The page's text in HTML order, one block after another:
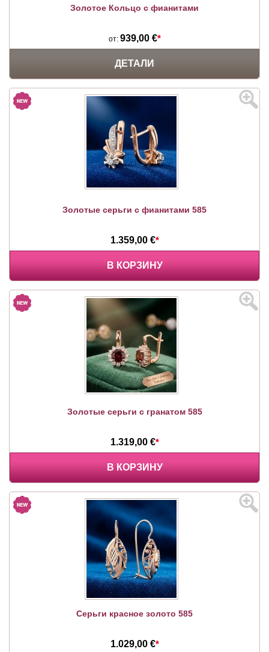
Золотое Кольцо с фианитами
от: 939,00 €*
ДЕТАЛИ
Золотые серьги с фианитами 585
1.359,00 €*
В КОРЗИНУ
Золотые серьги с гранатом 585
1.319,00 €*
В КОРЗИНУ
Серьги красное золото 585
1.029,00 €*